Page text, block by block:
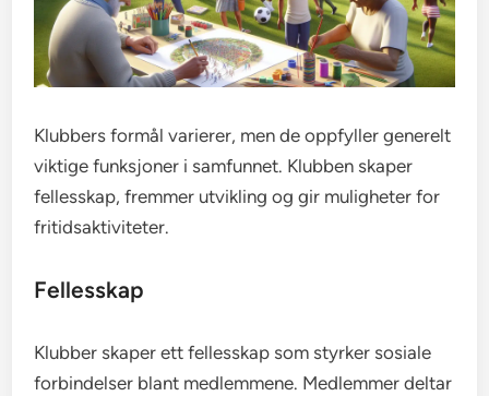
Klubbers formål varierer, men de oppfyller generelt
viktige funksjoner i samfunnet. Klubben skaper
fellesskap, fremmer utvikling og gir muligheter for
fritidsaktiviteter.
Fellesskap
Klubber skaper ett fellesskap som styrker sosiale
forbindelser blant medlemmene. Medlemmer deltar